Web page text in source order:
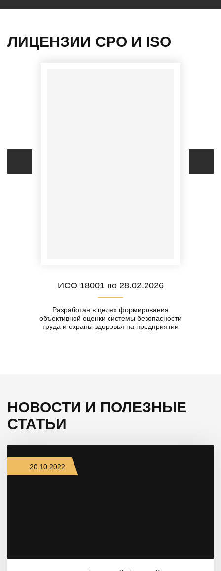
ЛИЦЕНЗИИ СРО И ISO
ИСО 18001 по 28.02.2026
Разработан в целях формирования
объективной оценки системы безопасности
труда и охраны здоровья на предприятии
НОВОСТИ И ПОЛЕЗНЫЕ
СТАТЬИ
20.10.2022